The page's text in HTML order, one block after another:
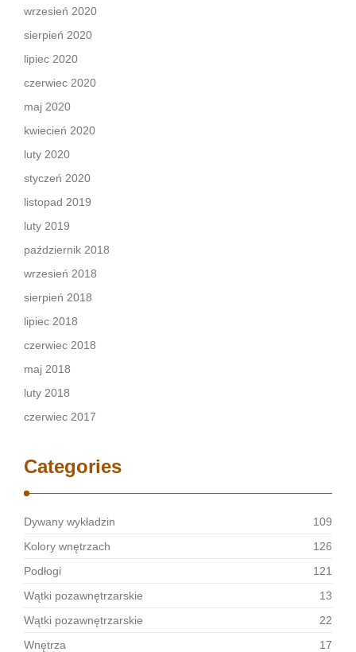
wrzesień 2020
sierpień 2020
lipiec 2020
czerwiec 2020
maj 2020
kwiecień 2020
luty 2020
styczeń 2020
listopad 2019
luty 2019
październik 2018
wrzesień 2018
sierpień 2018
lipiec 2018
czerwiec 2018
maj 2018
luty 2018
czerwiec 2017
Categories
Dywany wykładzin
109
Kolory wnętrzach
126
Podłogi
121
Wątki pozawnętrzarskie
13
Wątki pozawnętrzarskie
22
Wnętrza
17